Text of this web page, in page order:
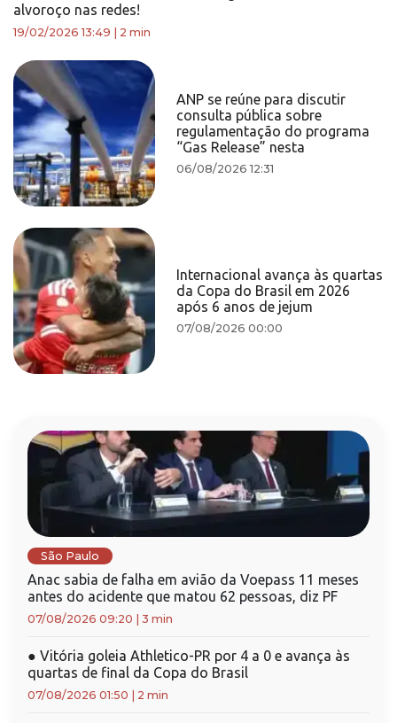
alvoroço nas redes!
19/02/2026 13:49 2 min
ANP se reúne para discutir
consulta pública sobre
regulamentação do programa
“Gas Release” nesta
06/08/2026 12:31
Internacional avança às quartas
da Copa do Brasil em 2026
após 6 anos de jejum
07/08/2026 00:00
São Paulo
Anac sabia de falha em avião da Voepass 11 meses
antes do acidente que matou 62 pessoas, diz PF
07/08/2026 09:20 3 min
● Vitória goleia Athletico-PR por 4 a 0 e avança às
quartas de final da Copa do Brasil
07/08/2026 01:50 2 min